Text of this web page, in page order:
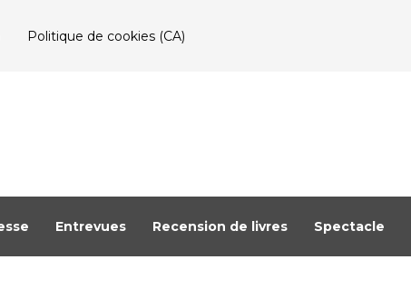
Politique de cookies (CA)
Entrevues Recension de livres Spectacle